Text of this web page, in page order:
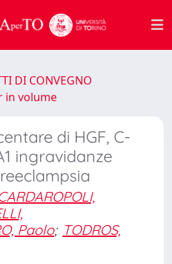
DI CONVEGNO
in volume
di HGF, C-
ingravidanze
Paolo; TODROS,